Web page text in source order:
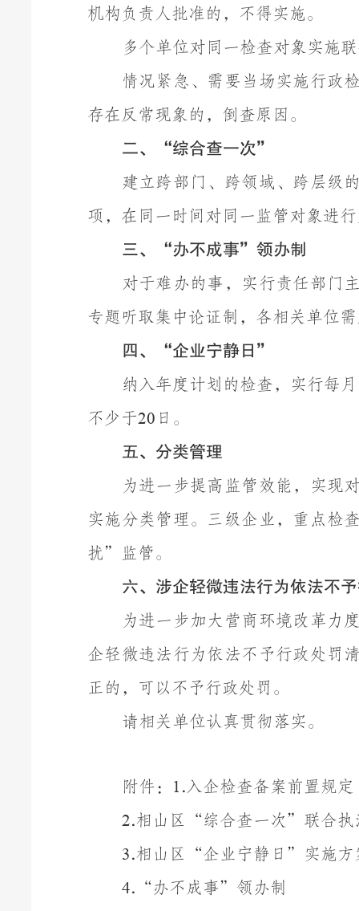
机构负责人批准的，不得实施。
多个单位对同一检查对象实施
情况紧急、需要当场实施行政
存在反常现象的，倒查原因。
二、
“综合查一次”
建立跨部门、跨领域、跨层级
项，在同一时间对同一监管对象进
三、
“办不成事”领办制
对于难办的事，实行责任部门
专题听取集中论证制， 各相关单位需
四、
“企业宁静日”
纳入年度计划的检查，实行每
不少于20 日。
五、分类管理
为进一步提高监管效能，实现
实施分类管理。三级企业，重点检
扰”
监管。
六、涉企轻微违法行为依法不
为进一步加大营商环境改革力
企轻微违法行为依法不予行政处罚
正的，可以不予行政处罚。
请相关单位认真贯彻落实。
附件： 1 .入企检查备案前置规定
2.相山区 “综合查一次 ” 联合执
3.相山区 “企业宁静日 ” 实施方
4. “ 办不成事” 领办制